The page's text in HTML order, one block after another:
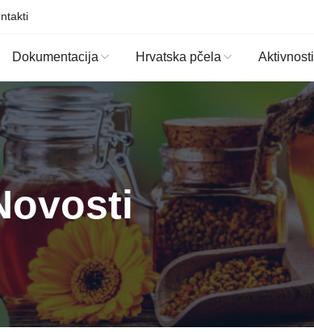
Dokumentacija Hrvatska pčela Aktivnosti